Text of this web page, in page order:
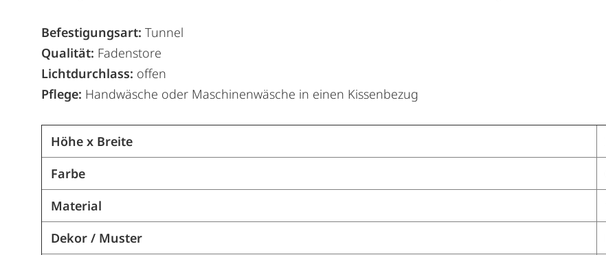
Befestigungsart: Tunnel
Qualität: Fadenstore
Lichtdurchlass: offen
Pflege: Handwäsche oder Maschinenwäsche in einen Kissenbezug
Höhe x Breite
Farbe
Material
Dekor / Muster